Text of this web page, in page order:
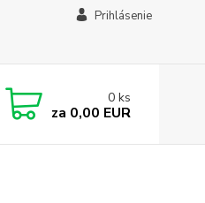
Prihlásenie
0 ks
za 0,00 EUR